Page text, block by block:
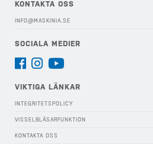
KONTAKTA OSS
INFO@MASKINIA.SE
SOCIALA MEDIER
VIKTIGA LÄNKAR
INTEGRITETSPOLICY
VISSELBLÅSARFUNKTION
KONTAKTA OSS